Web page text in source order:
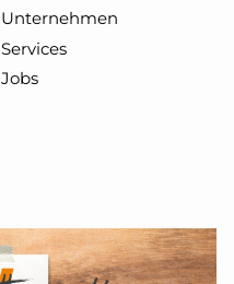
Unternehmen
Services
Jobs